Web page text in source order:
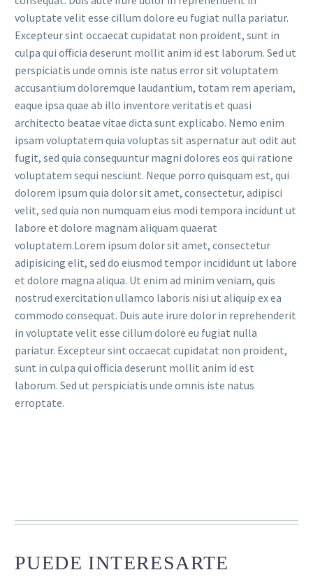
voluptate velit esse cillum dolore eu fugiat nulla pariatur.
Excepteur sint occaecat cupidatat non proident, sunt in
culpa qui officia deserunt mollit anim id est laborum. Sed ut
perspiciatis unde omnis iste natus error sit voluptatem
accusantium doloremque laudantium, totam rem aperiam,
eaque ipsa quae ab illo inventore veritatis et quasi
architecto beatae vitae dicta sunt explicabo. Nemo enim
ipsam voluptatem quia voluptas sit aspernatur aut odit aut
fugit, sed quia consequuntur magni dolores eos qui ratione
voluptatem sequi nesciunt. Neque porro quisquam est, qui
dolorem ipsum quia dolor sit amet, consectetur, adipisci
velit, sed quia non numquam eius modi tempora incidunt ut
labore et dolore magnam aliquam quaerat
voluptatem.Lorem ipsum dolor sit amet, consectetur
adipisicing elit, sed do eiusmod tempor incididunt ut labore
et dolore magna aliqua. Ut enim ad minim veniam, quis
nostrud exercitation ullamco laboris nisi ut aliquip ex ea
commodo consequat. Duis aute irure dolor in reprehenderit
in voluptate velit esse cillum dolore eu fugiat nulla
pariatur. Excepteur sint occaecat cupidatat non proident,
sunt in culpa qui officia deserunt mollit anim id est
laborum. Sed ut perspiciatis unde omnis iste natus
erroptate.
PUEDE INTERESARTE